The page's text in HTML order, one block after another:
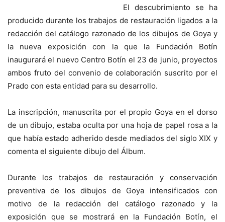
El descubrimiento se ha
producido durante los trabajos de restauración ligados a la
redacción del catálogo razonado de los dibujos de Goya y
la nueva exposición con la que la Fundación Botín
inaugurará el nuevo Centro Botín el 23 de junio, proyectos
ambos fruto del convenio de colaboración suscrito por el
Prado con esta entidad para su desarrollo.
La inscripción, manuscrita por el propio Goya en el dorso
de un dibujo, estaba oculta por una hoja de papel rosa a la
que había estado adherido desde mediados del siglo XIX y
comenta el siguiente dibujo del Álbum.
Durante los trabajos de restauración y conservación
preventiva de los dibujos de Goya intensificados con
motivo de la redacción del catálogo razonado y la
exposición que se mostrará en la Fundación Botín, el